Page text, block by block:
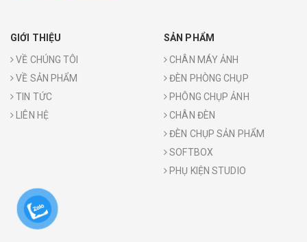
GIỚI THIỆU
VỀ CHÚNG TÔI
VỀ SẢN PHẨM
TIN TỨC
LIÊN HỆ
SẢN PHẨM
CHÂN MÁY ẢNH
ĐÈN PHÒNG CHỤP
PHÔNG CHỤP ẢNH
CHÂN ĐÈN
ĐÈN CHỤP SẢN PHẨM
SOFTBOX
PHỤ KIỆN STUDIO